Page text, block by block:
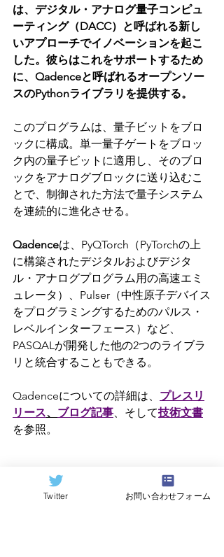
は、デジタル・アナログ量子コンピュ
ーティング（DACC）と呼ばれる新し
いアプローチでイノベーションを起こ
した。彼らはこれをサポートするため
に、Qadenceと呼ばれるオープンソー
スのPythonライブラリを提供する。
このプログラムは、量子ビットをブロ
ックに構成。単一量子ゲートをブロッ
ク内の量子ビットに適用し、そのブロ
ックをアナログブロックに送り込むこ
とで、制御された方法で量子システム
を連続的に進化させる。
Qadenceは、PyQTorch（PyTorchの上
に構築されたデジタルおよびデジタ
ル・アナログプログラム用の高速エミ
ュレータ）、Pulser（中性原子デバイス
をプログラミングするためのパルス・
レベルインターフェース）など、
PASQALが開発した他の2つのライブラ
リと統合することもできる。
Qadenceについての詳細は、 プレスリ
リース、 ブログ記事 、そして技術文書
を参照。
=========================
Twitter お問い合わせフォーム